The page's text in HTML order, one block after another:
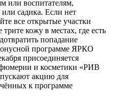
или воспитателям,
садика. Если нет
все открытые участки
кожу в местах, где есть
попадание
программе ЯРКО
присоединяется
и косметики «РИВ
акцию для
к программе